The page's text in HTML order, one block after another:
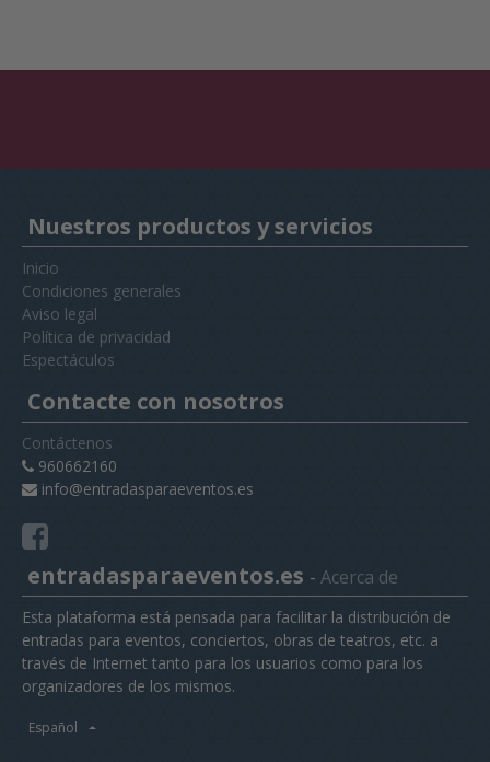
Nuestros productos y servicios
Inicio
Condiciones generales
Aviso legal
Política de privacidad
Espectáculos
Contacte con nosotros
Contáctenos
960662160
info@entradasparaeventos.es
entradasparaeventos.es - Acerca de
Esta plataforma está pensada para facilitar la distribución de
entradas para eventos, conciertos, obras de teatros, etc. a
través de Internet tanto para los usuarios como para los
organizadores de los mismos.
Español